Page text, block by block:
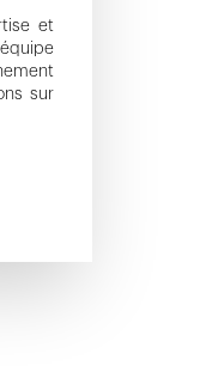
et
sur